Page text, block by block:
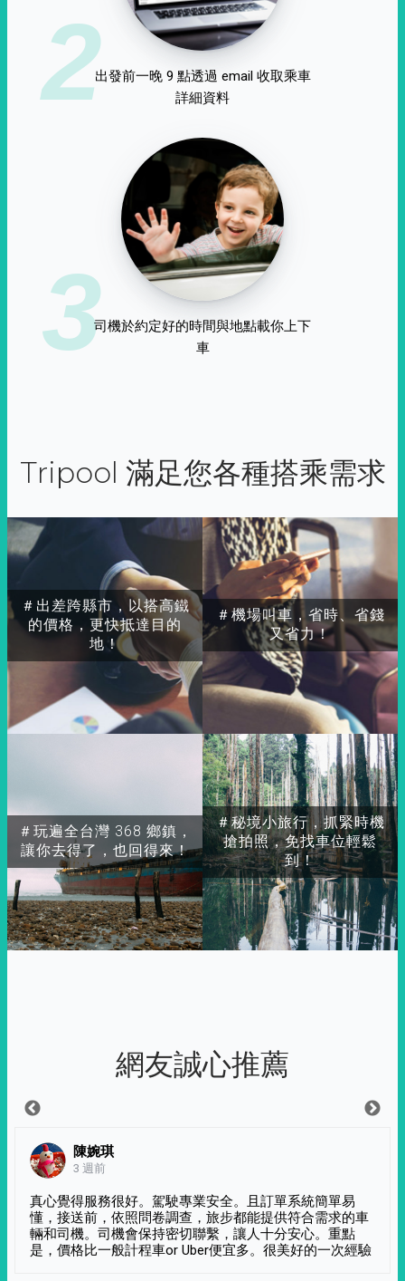
2出發前一晚 9 點透過 email 收取乘車
詳細資料
3司機於約定好的時間與地點載你上下
車
Tripool 滿足您各種搭乘需求
＃出差跨縣市，以搭高鐵
的價格，更快抵達目的
地！
＃玩遍全台灣 368 鄉鎮，
讓你去得了，也回得來！
＃秘境小旅行，抓緊時機
搶拍照，免找車位輕鬆
到！
＃機場叫車，省時、省錢
又省力！
網友誠心推薦
陳婉琪
3 週前
真心覺得服務很好。駕駛專業安全。且訂單系統簡單易
懂，接送前，依照問卷調查，旅步都能提供符合需求的車
輛和司機。司機會保持密切聯繫，讓人十分安心。重點
是，價格比一般計程車or Uber便宜多。很美好的一次經驗